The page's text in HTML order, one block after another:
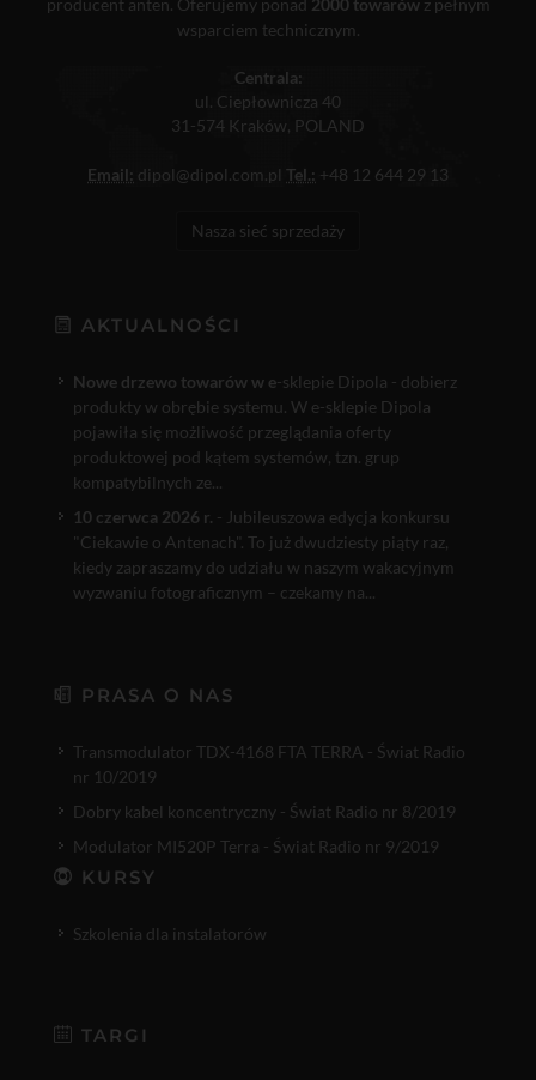
producent anten. Oferujemy ponad 2000 towarówz pełnym
wsparciem technicznym.
Centrala:
ul. Ciepłownicza 40
31-574 Kraków, POLAND
Email: dipol@dipol.com.pl Tel.: +48 12 644 29 13
Nasza sieć sprzedaży
AKTUALNOŚCI
Nowe drzewo towarów w e-sklepie Dipola - dobierz
produkty w obrębie systemu. W e-sklepie Dipola
pojawiła się możliwość przeglądania oferty
produktowej pod kątem systemów, tzn. grup
kompatybilnych ze...
10 czerwca 2026 r. - Jubileuszowa edycja konkursu
"Ciekawie o Antenach". To już dwudziesty piąty raz,
kiedy zapraszamy do udziału w naszym wakacyjnym
wyzwaniu fotograficznym – czekamy na...
PRASA O NAS
Transmodulator TDX-4168 FTA TERRA - Świat Radio
nr 10/2019
Dobry kabel koncentryczny - Świat Radio nr 8/2019
Modulator MI520P Terra - Świat Radio nr 9/2019
KURSY
Szkolenia dla instalatorów
TARGI